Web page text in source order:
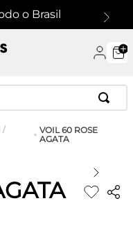
o Brasil
/
VOIL 60 ROSE
AGATA